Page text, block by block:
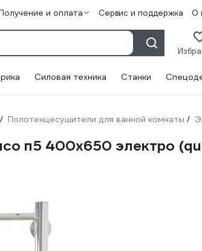
и оплата Сервис и поддержка О
Силовая техника Станки
/ Полотенцесушители для ванной комнаты /
п5 400x650 электро